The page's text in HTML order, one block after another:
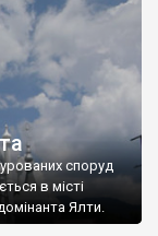
споруд
в місті
Ялти.